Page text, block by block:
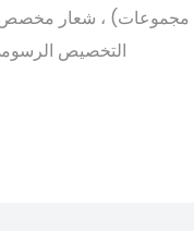
التخصيص الرسومي